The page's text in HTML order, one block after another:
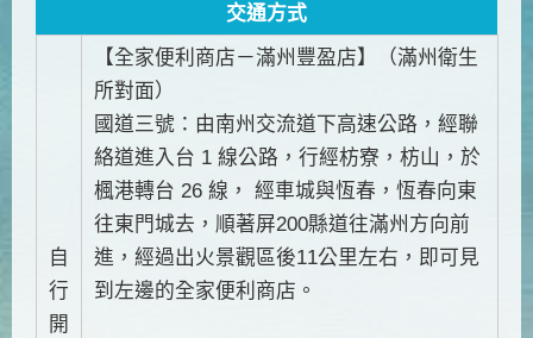
交通方式
自
行
開
【全家便利商店－滿州豐盈店】（滿州衛生
所對面）
國道三號：由南州交流道下高速公路，經聯
絡道進入台 1 線公路，行經枋寮，枋山，於
楓港轉台 26 線， 經車城與恆春，恆春向東
往東門城去，順著屏200縣道往滿州方向前
進，經過出火景觀區後11公里左右，即可見
到左邊的全家便利商店。